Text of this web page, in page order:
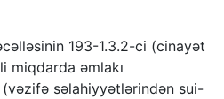
193-1.3.2-ci (cinayət
miqdarda əmlakı
səlahiyyətlərindən sui-